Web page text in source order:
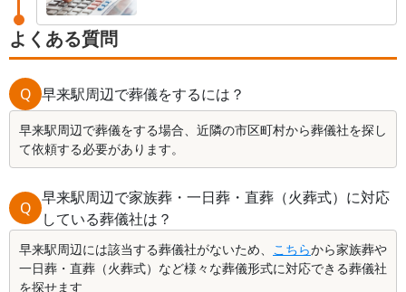
よくある質問
Q 早来駅周辺で葬儀をするには？
早来駅周辺で葬儀をする場合、近隣の市区町村から葬儀社を探し
て依頼する必要があります。
Q
早来駅周辺で家族葬・一日葬・直葬（火葬式）に対応
している葬儀社は？
早来駅周辺には該当する葬儀社がないため、 こちらから家族葬や
一日葬・直葬（火葬式）など様々な葬儀形式に対応できる葬儀社
を探せます